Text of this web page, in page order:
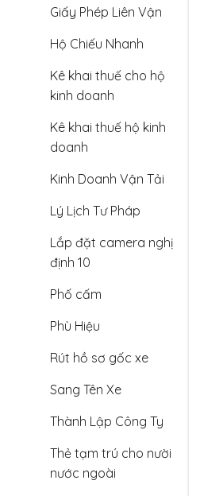
Giấy Phép Liên Vận
Hộ Chiếu Nhanh
Kê khai thuế cho hộ
kinh doanh
Kê khai thuế hộ kinh
doanh
Kinh Doanh Vận Tải
Lý Lịch Tư Pháp
Lắp đặt camera nghị
định 10
Phố cấm
Phù Hiệu
Rút hồ sơ gốc xe
Sang Tên Xe
Thành Lập Công Ty
Thẻ tạm trú cho nười
nước ngoài